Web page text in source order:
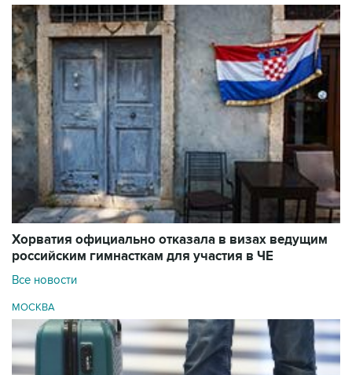
Хорватия официально отказала в визах ведущим
российским гимнасткам для участия в ЧЕ
Все новости
МОСКВА